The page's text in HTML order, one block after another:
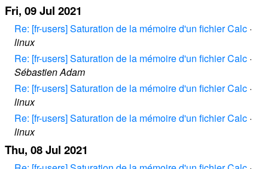
Fri, 09 Jul 2021
Re: [fr-users] Saturation de la mémoire d'un fichier Calc ·
linux
Re: [fr-users] Saturation de la mémoire d'un fichier Calc ·
Sébastien Adam
Re: [fr-users] Saturation de la mémoire d'un fichier Calc ·
linux
Re: [fr-users] Saturation de la mémoire d'un fichier Calc ·
linux
Thu, 08 Jul 2021